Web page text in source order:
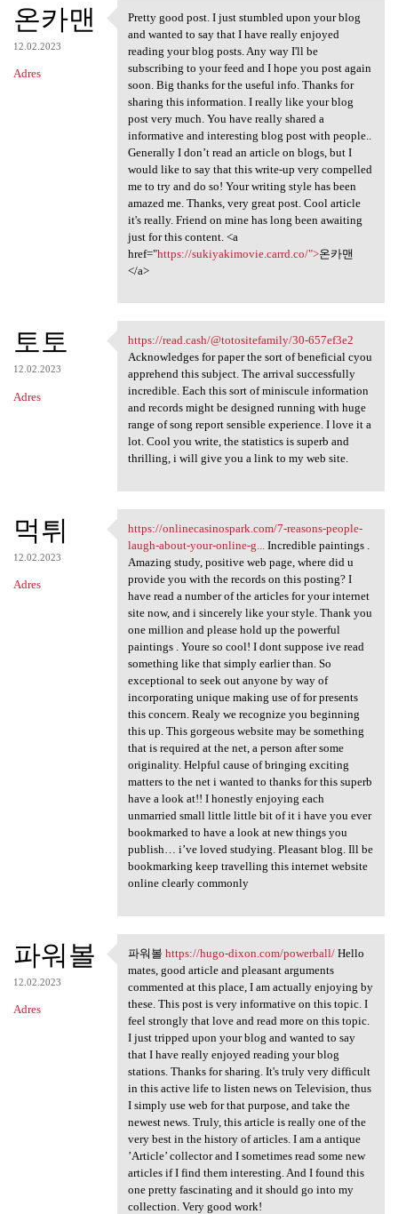
온카맨
12.02.2023
Adres
Pretty good post. I just
Pretty good post. I just stumbled upon your blog
and wanted to say that I have really enjoyed
reading your blog posts. Any way I'll be
subscribing to your feed and I hope you post again
soon. Big thanks for the useful info. Thanks for
sharing this information. I really like your blog
post very much. You have really shared a
informative and interesting blog post with people..
Generally I don’t read an article on blogs, but I
would like to say that this write-up very compelled
me to try and do so! Your writing style has been
amazed me. Thanks, very great post. Cool article
it's really. Friend on mine has long been awaiting
just for this content. <a
href="https://sukiyakimovie.carrd.co/">온카맨
</a>
토토
12.02.2023
Adres
https://read.cash/
https://read.cash/@totositefamily/30-657ef3e2
Acknowledges for paper the sort of beneficial cyou
apprehend this subject. The arrival successfully
incredible. Each this sort of miniscule information
and records might be designed running with huge
range of song report sensible experience. I love it a
lot. Cool you write, the statistics is superb and
thrilling, i will give you a link to my web site.
먹튀
12.02.2023
Adres
https://onlinecasinospark.com
https://onlinecasinospark.com/7-reasons-people-
laugh-about-your-online-g...Incredible paintings .
Amazing study, positive web page, where did u
provide you with the records on this posting? I
have read a number of the articles for your internet
site now, and i sincerely like your style. Thank you
one million and please hold up the powerful
paintings . Youre so cool! I dont suppose ive read
something like that simply earlier than. So
exceptional to seek out anyone by way of
incorporating unique making use of for presents
this concern. Realy we recognize you beginning
this up. This gorgeous website may be something
that is required at the net, a person after some
originality. Helpful cause of bringing exciting
matters to the net i wanted to thanks for this superb
have a look at!! I honestly enjoying each
unmarried small little little bit of it i have you ever
bookmarked to have a look at new things you
publish… i’ve loved studying. Pleasant blog. Ill be
bookmarking keep travelling this internet website
online clearly commonly
파워볼
12.02.2023
Adres
파워볼 https://hugo-dixon.com
파워볼 https://hugo-dixon.com/powerball/Hello
mates, good article and pleasant arguments
commented at this place, I am actually enjoying by
these. This post is very informative on this topic. I
feel strongly that love and read more on this topic.
I just tripped upon your blog and wanted to say
that I have really enjoyed reading your blog
stations. Thanks for sharing. It's truly very difficult
in this active life to listen news on Television, thus
I simply use web for that purpose, and take the
newest news. Truly, this article is really one of the
very best in the history of articles. I am a antique
’Article’ collector and I sometimes read some new
articles if I find them interesting. And I found this
one pretty fascinating and it should go into my
collection. Very good work!